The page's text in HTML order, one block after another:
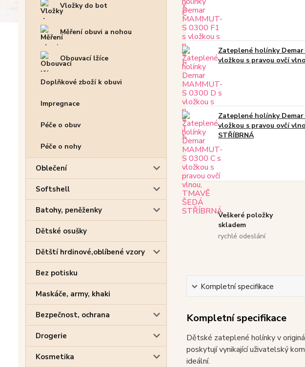
Vložky do bot
Měření obuvi a nohou
Obouvací lžíce
Doplňkové zboží k obuvi
Impregnace
Péče o obuv
Péče o nohy
Oblečení
Softshell
Batohy, peněženky
Dětské osušky
Dětští hrdinové,oblíbené vzory
Bez potisku
Maskáče, army, khaki
Bezpečnost, ochrana
Drogerie
Kosmetika
Zateplené holínky Demar
vložkou s pravou ovčí
Zateplené holínky Demar
vložkou s pravou ovčí
STŘÍBRNÁ
Veškeré položky
skladem
rychlé odeslání
Kompletní specifikace
Kompletní specifikace
Dětské zateplené holínky v
poskytují vynikající uživatelský
ideální.